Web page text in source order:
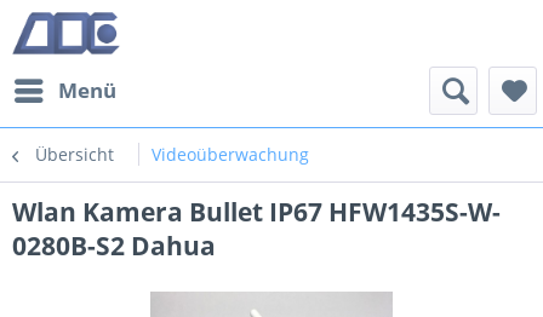
Menü
Übersicht Videoüberwachung
Wlan Kamera Bullet IP67 HFW1435S-W-
0280B-S2 Dahua